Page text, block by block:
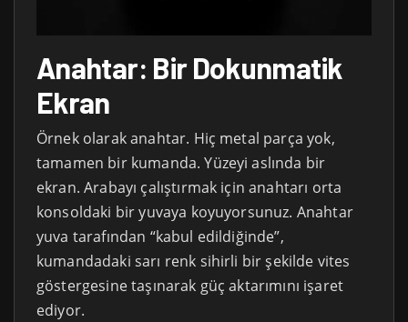
Anahtar: Bir Dokunmatik
Ekran
Örnek olarak anahtar. Hiç metal parça yok,
tamamen bir kumanda. Yüzeyi aslında bir
ekran. Arabayı çalıştırmak için anahtarı orta
konsoldaki bir yuvaya koyuyorsunuz. Anahtar
yuva tarafından “kabul edildiğinde”,
kumandadaki sarı renk sihirli bir şekilde vites
göstergesine taşınarak güç aktarımını işaret
ediyor.